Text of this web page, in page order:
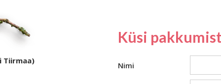
Tiirmaa)
Küsi
Nimi